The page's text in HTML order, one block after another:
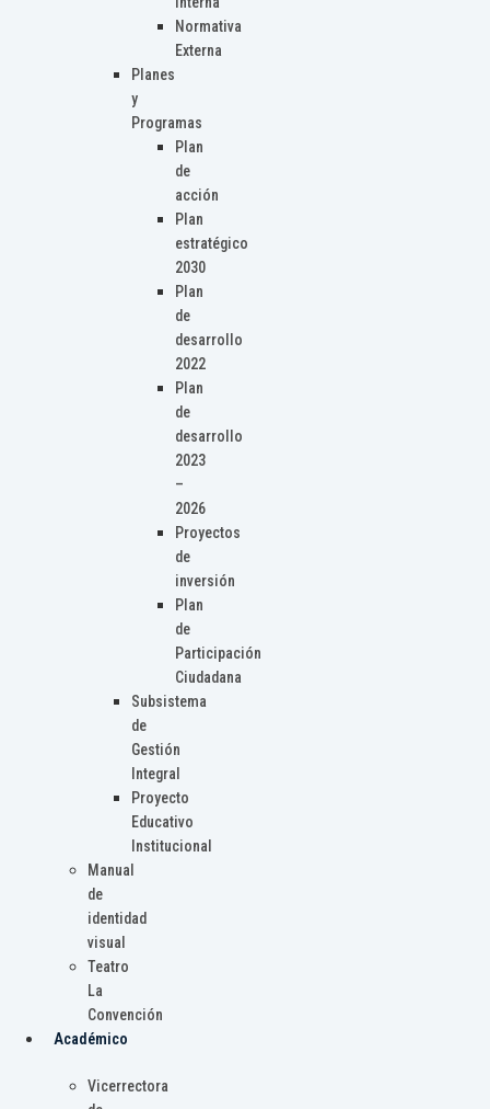
Normativa
Externa
Planes
y
Programas
Plan
de
acción
Plan
estratégico
2030
Plan
de
desarrollo
2022
Plan
de
desarrollo
2023
–
2026
Proyectos
de
inversión
Plan
de
Participación
Ciudadana
Subsistema
de
Gestión
Integral
Proyecto
Educativo
Institucional
Manual
de
identidad
visual
Teatro
La
Convención
Académico
Vicerrectora